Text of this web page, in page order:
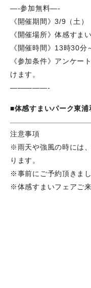
—-参加無料—-
《開催期間》3/9（土）
《開催場所》体感すま
《開催時間》13時30
《参加条件》アンケー
けます。
—————-
■体感すまいパーク東
注意事項
※雨天や強風の時には
ります。
※事前にご予約頂きま
※体感すまいフェアご